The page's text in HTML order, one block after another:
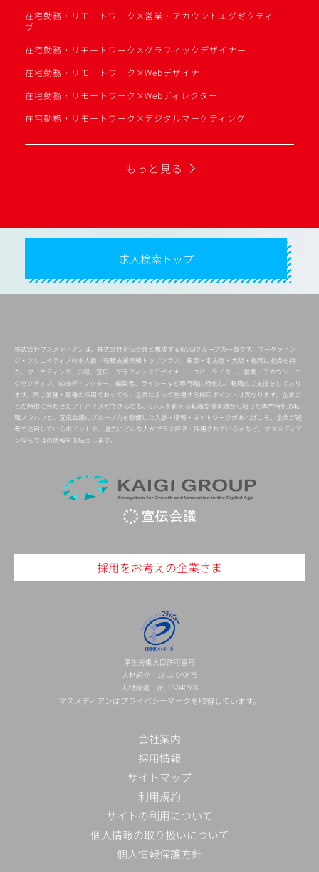
在宅勤務・リモートワーク×営業・アカウントエグゼクティ
ブ
在宅勤務・リモートワーク×グラフィックデザイナー
在宅勤務・リモートワーク×Webデザイナー
在宅勤務・リモートワーク×Webディレクター
在宅勤務・リモートワーク×デジタルマーケティング
もっと見る
求人検索トップ
株式会社マスメディアンは、株式会社宣伝会議と構成するKAIGIグループの一員です。マーケティン
グ・クリエイティブの求人数・転職支援実績トップクラス。東京・名古屋・大阪・福岡に拠点を持
ち、マーケティング、広報、宣伝、グラフィックデザイナー、コピーライター、営業・アカウントエ
グゼクティブ、Webディレクター、編集者、ライターなど専門職に特化し、転職のご支援をしており
ます。同じ業種・職種の採用であっても、企業によって重視する採用ポイントは異なります。企業ご
との特徴に合わせたアドバイスができるのも、6万人を超える転職支援実績から培った専門特化の転
職ノウハウと、宣伝会議のグループ力を駆使した人脈・情報・ネットワークがあればこそ。企業が選
考で注目しているポイントや、過去にどんな人がプラス評価・採用されているかなど、マスメディア
ンならではの情報をお伝えします。
採用をお考えの企業さま
厚生労働大臣許可番号
人材紹介 13-ユ-040475
人材派遣 派 13-040596
マスメディアンはプライバシーマークを取得しています。
会社案内
採用情報
サイトマップ
利用規約
サイトの利用について
個人情報の取り扱いについて
個人情報保護方針